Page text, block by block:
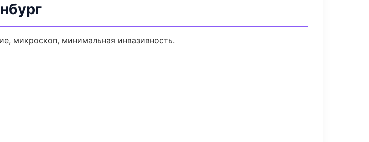
микроскоп, минимальная инвазивность.